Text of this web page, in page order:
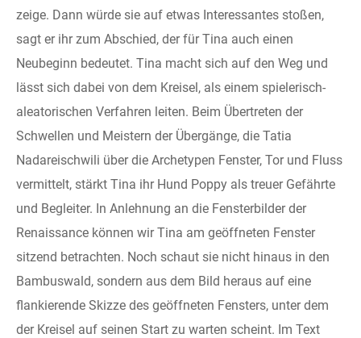
zeige. Dann würde sie auf etwas Interessantes stoßen,
sagt er ihr zum Abschied, der für Tina auch einen
Neubeginn bedeutet. Tina macht sich auf den Weg und
lässt sich dabei von dem Kreisel, als einem spielerisch-
aleatorischen Verfahren leiten. Beim Übertreten der
Schwellen und Meistern der Übergänge, die Tatia
Nadareischwili über die Archetypen Fenster, Tor und Fluss
vermittelt, stärkt Tina ihr Hund Poppy als treuer Gefährte
und Begleiter. In Anlehnung an die Fensterbilder der
Renaissance können wir Tina am geöffneten Fenster
sitzend betrachten. Noch schaut sie nicht hinaus in den
Bambuswald, sondern aus dem Bild heraus auf eine
flankierende Skizze des geöffneten Fensters, unter dem
der Kreisel auf seinen Start zu warten scheint. Im Text